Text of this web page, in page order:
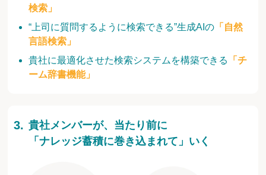
検索」
“上司に質問するように検索できる”生成AIの 「自然
言語検索」
貴社に最適化させた検索システムを構築できる
「チ
ーム辞書機能」
貴社メンバーが、当たり前に
「ナレッジ蓄積に巻き込まれて」いく